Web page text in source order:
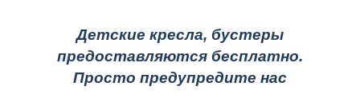
Детские кресла, бустеры
предоставляются бесплатно.
Просто предупредите нас